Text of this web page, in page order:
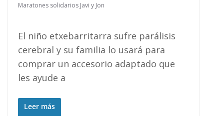
Maratones solidarios Javi y Jon
El niño etxebarritarra sufre parálisis
cerebral y su familia lo usará para
comprar un accesorio adaptado que
les ayude a
Leer más